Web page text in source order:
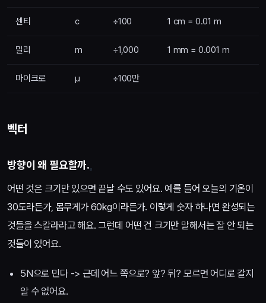
센티 c ÷100 1 cm = 0.01 m
밀리 m ÷1,000 1 mm = 0.001 m
마이크로 μ ÷100만
벡터
방향이 왜 필요할까.
어떤 것은 크기만 있으면 끝날 수도 있어요. 예를 들어 오늘의 기온이
30도라든가, 몸무게가 60kg이라든가. 이렇게 숫자 하나면 완성되는
것들을 스칼라라고 해요. 그런데 어떤 건 크기만 말해서는 잘 안 되는
것들이 있어요.
5N으로 민다 -> 근데 어느 쪽으로? 앞? 뒤? 모르면 어디로 갈지
알 수 없어요.